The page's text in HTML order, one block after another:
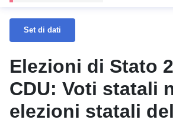
Set di dati
Elezioni di Stato
CDU: Voti statali
elezioni statali